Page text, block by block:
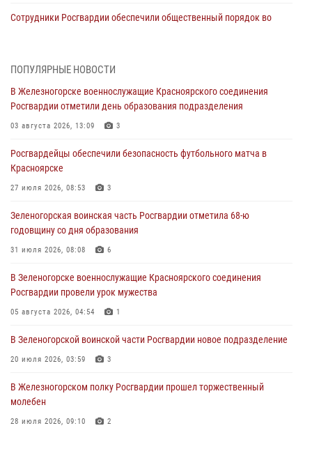
Сотрудники Росгвардии обеспечили общественный порядок во
в серии краж из супермаркета
04 августа 2026, 06:50
познакомили отдыхающих детей с тонкостями РХБ защиты
03 августа 2026, 13:12
Росгвардии отметили день образования подразделения
03 августа 2026, 13:09
годовщину со дня образования
31 июля 2026, 08:08
ПОПУЛЯРНЫЕ НОВОСТИ
В Железногорске военнослужащие Красноярского соединения
Росгвардии отметили день образования подразделения
03 августа 2026, 13:09 3
Росгвардейцы обеспечили безопасность футбольного матча в
Красноярске
27 июля 2026, 08:53 3
Зеленогорская воинская часть Росгвардии отметила 68-ю
годовщину со дня образования
31 июля 2026, 08:08 6
В Зеленогорске военнослужащие Красноярского соединения
Росгвардии провели урок мужества
05 августа 2026, 04:54 1
В Зеленогорской воинской части Росгвардии новое подразделение
20 июля 2026, 03:59 3
В Железногорском полку Росгвардии прошел торжественный
молебен
28 июля 2026, 09:10 2